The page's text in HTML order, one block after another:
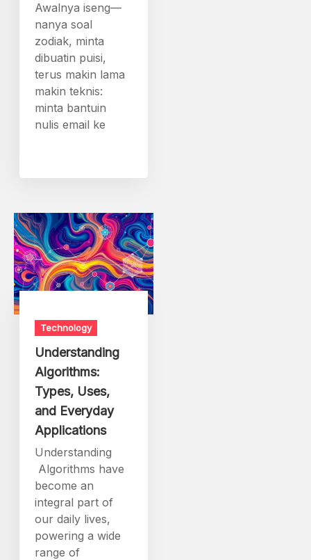
Awalnya iseng—
nanya soal
zodiak, minta
dibuatin puisi,
terus makin lama
makin teknis:
minta bantuin
nulis email ke
Technology
Understanding
Algorithms:
Types, Uses,
and Everyday
Applications
Understanding
Algorithms have
become an
integral part of
our daily lives,
powering a wide
range of